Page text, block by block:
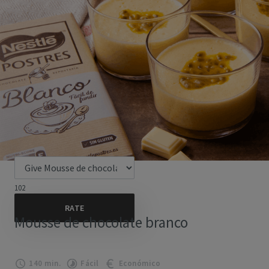
102
Mousse de chocolate branco
140 min. Fácil Económico